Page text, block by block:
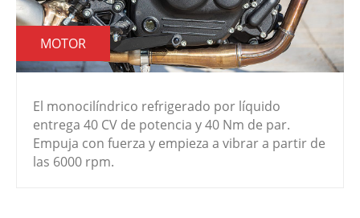
MOTOR
El monocilíndrico refrigerado por líquido
entrega 40 CV de potencia y 40 Nm de par.
Empuja con fuerza y empieza a vibrar a partir de
las 6000 rpm.